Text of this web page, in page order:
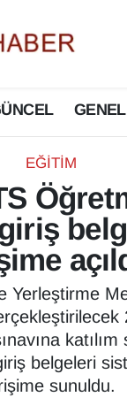
GENEL
EĞİTİM
Yerleştirme
belgeleri
sunuldu.
Haritası
Durumu ve